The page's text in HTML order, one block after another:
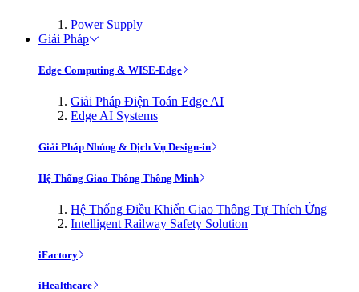
Power Supply
Giải Pháp
Edge Computing & WISE-Edge
Giải Pháp Điện Toán Edge AI
Edge AI Systems
Giải Pháp Nhúng & Dịch Vụ Design-in
Hệ Thống Giao Thông Thông Minh
Hệ Thống Điều Khiển Giao Thông Tự Thích Ứng
Intelligent Railway Safety Solution
iFactory
iHealthcare